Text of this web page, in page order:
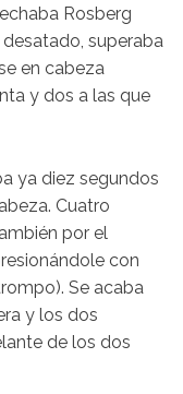
Rosberg
superaba
en cabeza
y dos a las que
ya diez segundos
Cuatro
por el
con
Se acaba
y los dos
de los dos